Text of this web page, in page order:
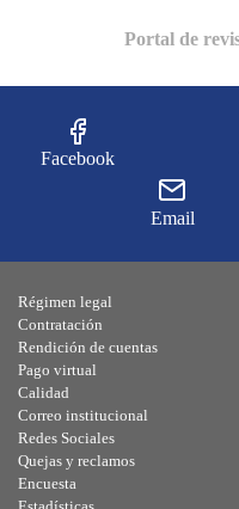
Portal de
Facebook
Email
Régimen legal
Contratación
Rendición de cuentas
Pago virtual
Calidad
Correo institucional
Redes Sociales
Quejas y reclamos
Encuesta